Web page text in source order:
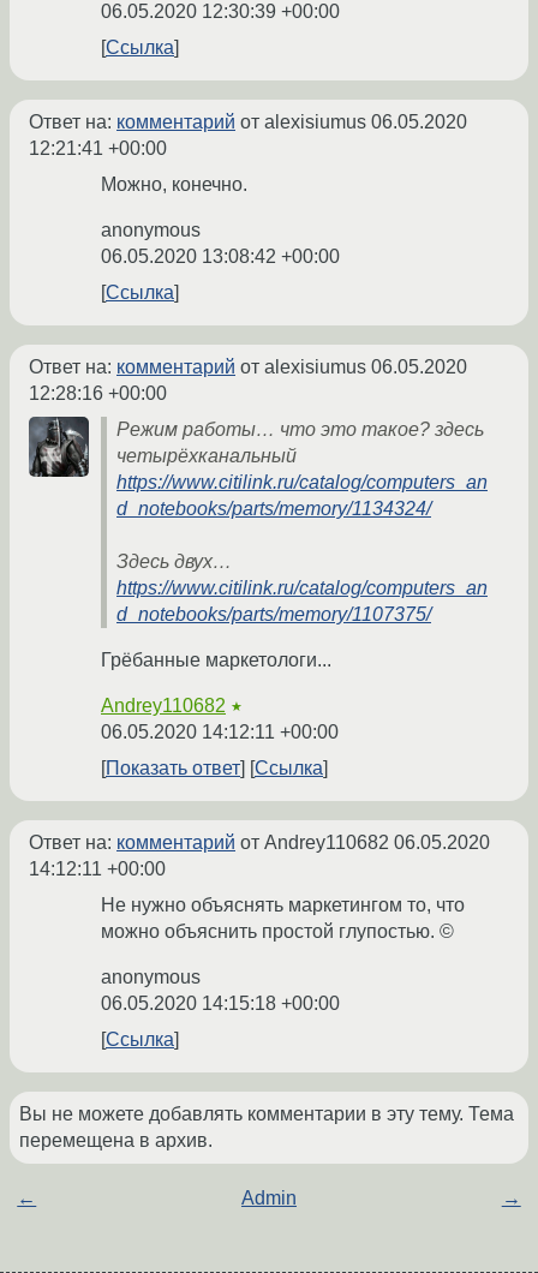
06.05.2020 12:30:39 +00:00
Ссылка
Ответ на: комментарий от alexisiumus 06.05.2020
12:21:41 +00:00
Можно, конечно.
anonymous
06.05.2020 13:08:42 +00:00
Ссылка
Ответ на: комментарий от alexisiumus 06.05.2020
12:28:16 +00:00
Режим работы… что это такое? здесь
четырёхканальный
https://www.citilink.ru/catalog/computers_an
d_notebooks/parts/memory/1134324/
Здесь двух…
https://www.citilink.ru/catalog/computers_an
d_notebooks/parts/memory/1107375/
Грёбанные маркетологи...
Andrey110682 ★
06.05.2020 14:12:11 +00:00
Показать ответ
Ссылка
Ответ на: комментарий от Andrey110682 06.05.2020
14:12:11 +00:00
Не нужно объяснять маркетингом то, что
можно объяснить простой глупостью. ©
anonymous
06.05.2020 14:15:18 +00:00
Ссылка
Вы не можете добавлять комментарии в эту тему. Тема
перемещена в архив.
← Admin →